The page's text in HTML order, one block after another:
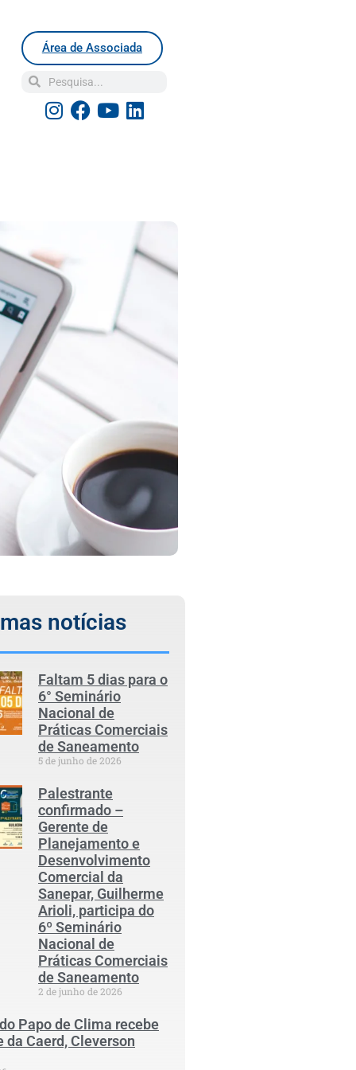
Área de Associada
notícias
Faltam 5 dias para o
6° Seminário
Nacional de
Práticas Comerciais
de Saneamento
5 de junho de 2026
Palestrante
confirmado –
Gerente de
Planejamento e
Desenvolvimento
Comercial da
Sanepar, Guilherme
Arioli, participa do
6º Seminário
Nacional de
Práticas Comerciais
de Saneamento
2 de junho de 2026
Papo de Clima recebe
da Caerd, Cleverson